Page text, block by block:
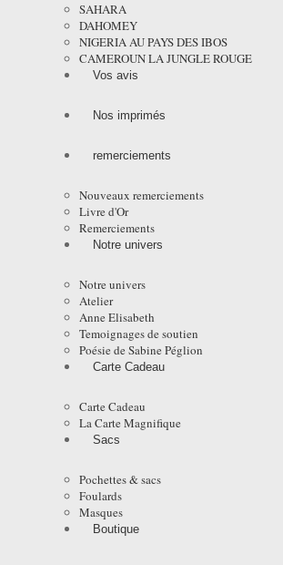
SAHARA
DAHOMEY
NIGERIA AU PAYS DES IBOS
CAMEROUN LA JUNGLE ROUGE
Vos avis
Nos imprimés
remerciements
Nouveaux remerciements
Livre d'Or
Remerciements
Notre univers
Notre univers
Atelier
Anne Elisabeth
Temoignages de soutien
Poésie de Sabine Péglion
Carte Cadeau
Carte Cadeau
La Carte Magnifique
Sacs
Pochettes & sacs
Foulards
Masques
Boutique